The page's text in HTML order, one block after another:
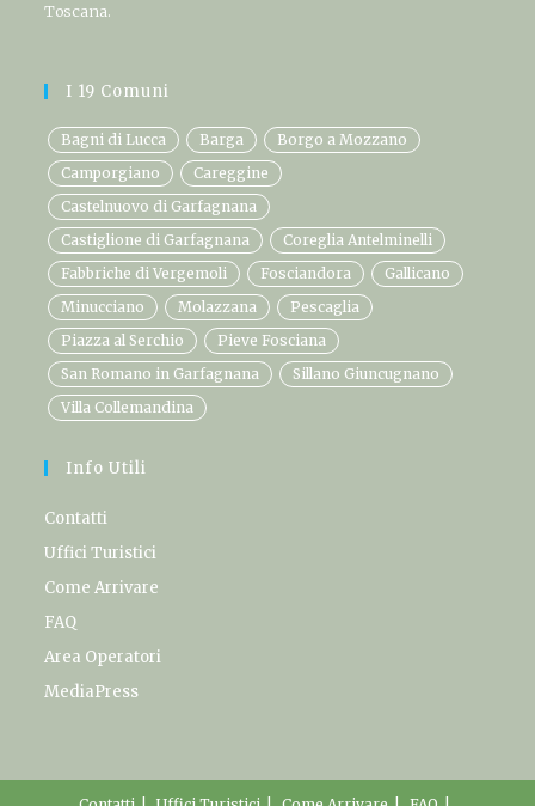
Toscana.
I 19 Comuni
Bagni di Lucca Barga
Borgo a Mozzano
Camporgiano
Careggine
Castelnuovo di Garfagnana
Castiglione di Garfagnana
Coreglia Antelminelli
Fabbriche di Vergemoli
Fosciandora
Gallicano
Minucciano
Molazzana
Pescaglia
Piazza al Serchio
Pieve Fosciana
San Romano in Garfagnana
Sillano Giuncugnano
Villa Collemandina
Info Utili
Contatti
Uffici Turistici
Come Arrivare
FAQ
Area Operatori
MediaPress